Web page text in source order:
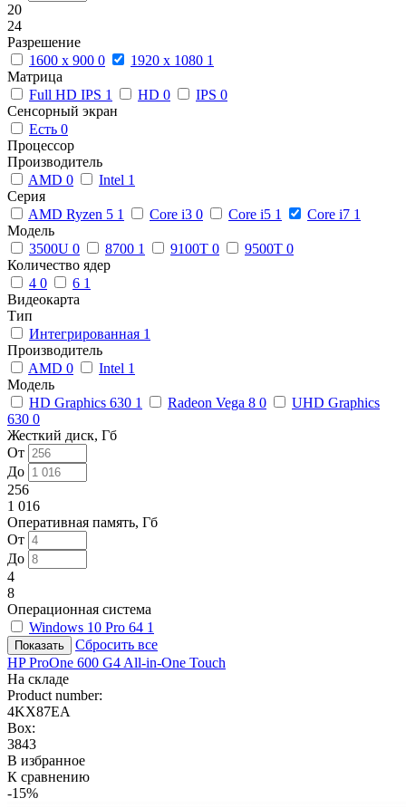
20
24
Разрешение
1600 x 900 0 1920 x 1080 1
Матрица
Full HD IPS 1 HD 0 IPS 0
Сенсорный экран
Есть 0
Процессор
Производитель
AMD 0 Intel 1
Серия
AMD Ryzen 5 1 Core i3 0 Core i5 1 Core i7 1
Модель
3500U 0 8700 1 9100T 0 9500T 0
Количество ядер
4 0 6 1
Видеокарта
Тип
Интегрированная 1
Производитель
AMD 0 Intel 1
Модель
HD Graphics 630 1 Radeon Vega 8 0
UHD Graphics
630 0
Жесткий диск, Гб
От
До
256
1 016
Оперативная память, Гб
От
До
4
8
Операционная система
Windows 10 Pro 64 1
Сбросить все
HP ProOne 600 G4 All-in-One Touch
На складе
Product number:
4KX87EA
Box:
3843
В избранное
К сравнению
-15%